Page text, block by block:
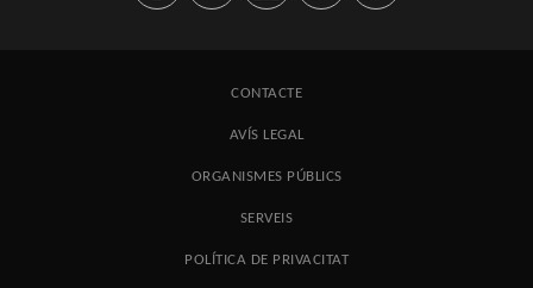
CONTACTE
AVÍS LEGAL
ORGANISMES PÚBLICS
SERVEIS
POLÍTICA DE PRIVACITAT